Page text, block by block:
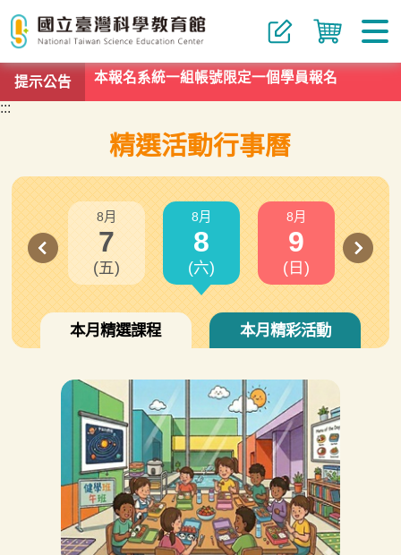
提示公告 本報名系統一組帳號限定一個學員報名
:::
精選活動行事曆
8月
7
(五)
8月
8
(六)
8月
9
(日)
8月
(
本月精選課程 本月精彩活動